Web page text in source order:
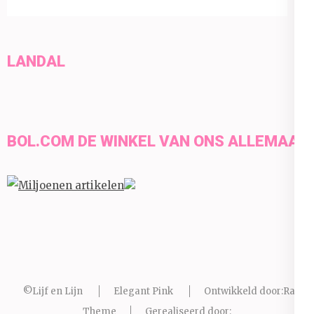
LANDAL
BOL.COM DE WINKEL VAN ONS ALLEMAAL
©Lijf en Lijn Elegant Pink Ontwikkeld door:Rara
Theme
Gerealiseerd door: